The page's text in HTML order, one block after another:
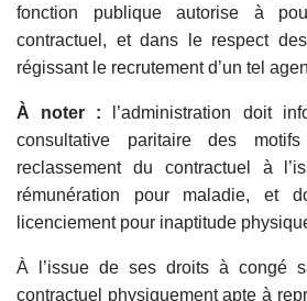
fonction publique autorise à
contractuel, et dans le respect
régissant le recrutement d’un tel
À noter : l’administration doit
consultative paritaire des
reclassement du contractuel à
rémunération pour maladie, et
licenciement pour inaptitude
À l’issue de ses droits à congé
contractuel physiquement apte à